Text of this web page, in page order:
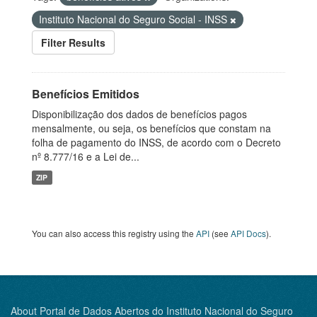
Instituto Nacional do Seguro Social - INSS
Filter Results
Benefícios Emitidos
Disponibilização dos dados de benefícios pagos
mensalmente, ou seja, os benefícios que constam na
folha de pagamento do INSS, de acordo com o Decreto
nº 8.777/16 e a Lei de...
ZIP
You can also access this registry using the API (see API Docs).
About Portal de Dados Abertos do Instituto Nacional do Seguro